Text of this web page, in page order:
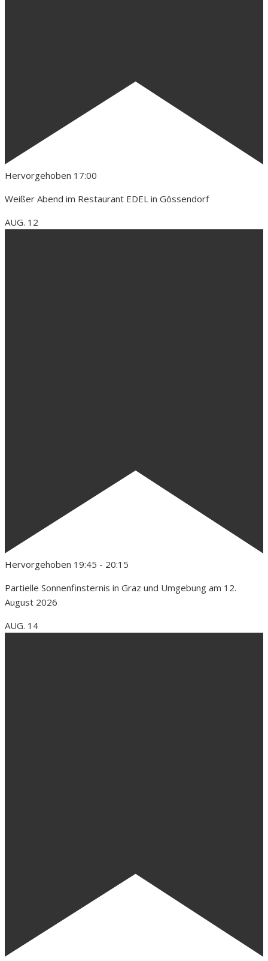
Hervorgehoben 17:00
Weißer Abend im Restaurant EDEL in Gössendorf
AUG. 12
Hervorgehoben 19:45 - 20:15
Partielle Sonnenfinsternis in Graz und Umgebung am 12.
August 2026
AUG. 14